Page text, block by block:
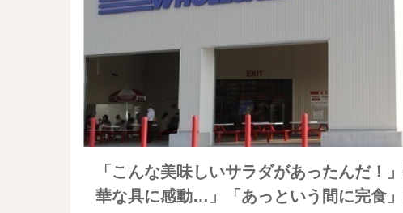
「こんな美味しいサラダがあったんだ！
華な具に感動…」「あっという間に完食」